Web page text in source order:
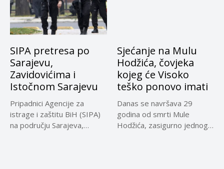
SIPA pretresa po
Sarajevu,
Zavidovićima i
Istočnom Sarajevu
Pripadnici Agencije za
istrage i zaštitu BiH (SIPA)
na području Sarajeva,
Sjećanje na Mulu
Hodžića, čovjeka
kojeg će Visoko
teško ponovo imati
Danas se navršava 29
godina od smrti Mule
Hodžića, zasigurno jednog